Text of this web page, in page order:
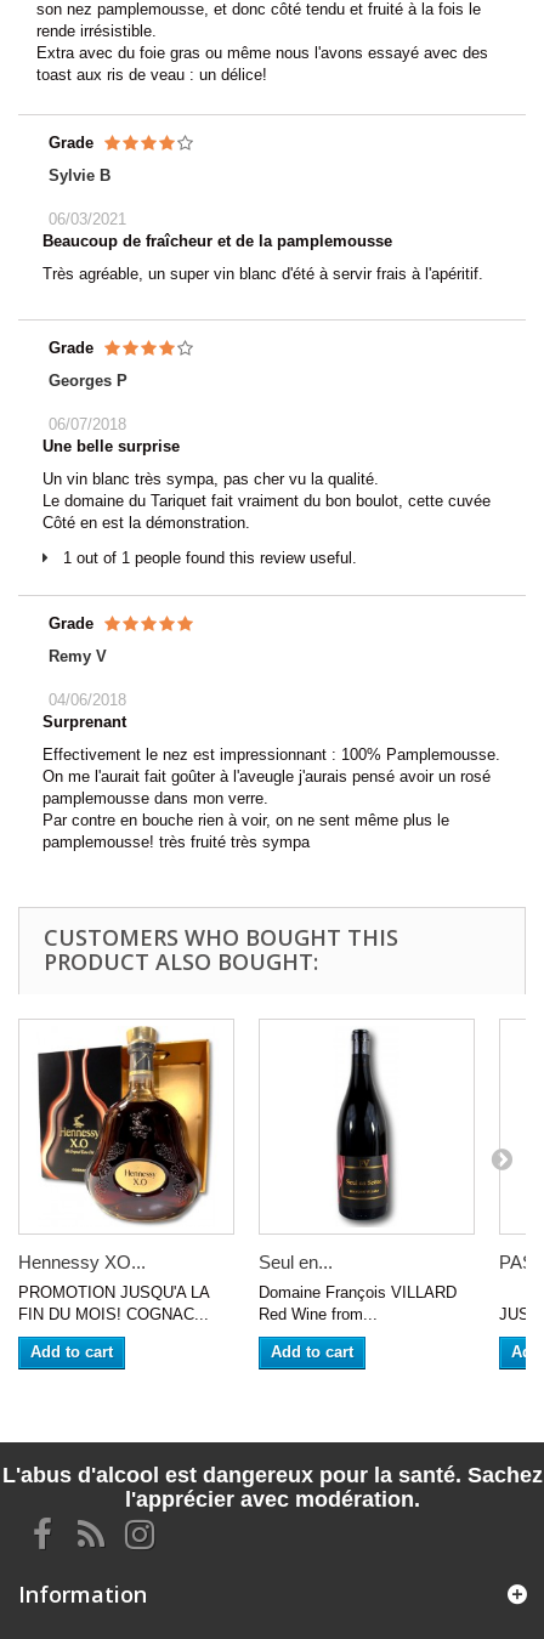
son nez pamplemousse, et donc côté tendu et fruité à la fois le
rende irrésistible.
Extra avec du foie gras ou même nous l'avons essayé avec des
toast aux ris de veau : un délice!
Grade
Sylvie B
06/03/2021
Beaucoup de fraîcheur et de la pamplemousse
Très agréable, un super vin blanc d'été à servir frais à l'apéritif.
Grade
Georges P
06/07/2018
Une belle surprise
Un vin blanc très sympa, pas cher vu la qualité.
Le domaine du Tariquet fait vraiment du bon boulot, cette cuvée
Côté en est la démonstration.
1 out of 1 people found this review useful.
Grade
Remy V
04/06/2018
Surprenant
Effectivement le nez est impressionnant : 100% Pamplemousse.
On me l'aurait fait goûter à l'aveugle j'aurais pensé avoir un rosé
pamplemousse dans mon verre.
Par contre en bouche rien à voir, on ne sent même plus le
pamplemousse! très fruité très sympa
CUSTOMERS WHO BOUGHT THIS
PRODUCT ALSO BOUGHT:
Hennessy XO...
PROMOTION JUSQU'A LA
FIN DU MOIS! COGNAC...
Add to cart
Seul en...
Domaine François VILLARD
Red Wine from...
Add to cart
PAS
L'abus d'alcool est dangereux pour la santé. Sachez
l'apprécier avec modération.
Information